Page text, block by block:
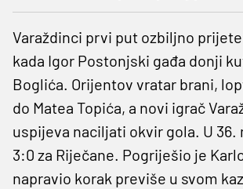
Varaždinci prvi put ozbiljno
kada Igor Postonjski gađa donji
Boglića. Orijentov vratar brani,
do Matea Topića, a novi igrač
uspijeva naciljati okvir gola. U 36.
3:0 za Riječane. Pogriješio je
napravio korak previše u svom